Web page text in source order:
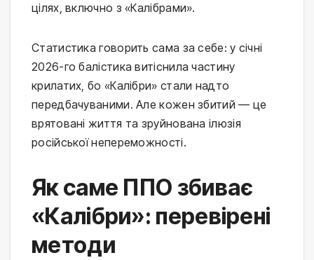
цілях, включно з «Калібрами».
Статистика говорить сама за себе: у січні
2026-го балістика витіснила частину
крилатих, бо «Калібри» стали надто
передбачуваними. Але кожен збитий — це
врятовані життя та зруйнована ілюзія
російської непереможності.
Як саме ППО збиває
«Калібри»: перевірені
методи